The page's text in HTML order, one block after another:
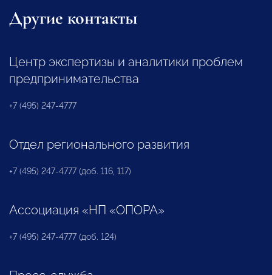
Другие контакты
Центр экспертизы и аналитики проблем
предпринимательства
+7 (495) 247-4777
Отдел регионального развития
+7 (495) 247-4777 (доб. 116, 117)
Ассоциация «НП «ОПОРА»
+7 (495) 247-4777 (доб. 124)